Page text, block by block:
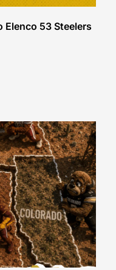
Elenco 53 Steelers